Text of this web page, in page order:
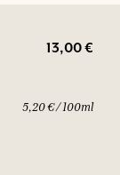
13,00 €
5,20 € / 100ml